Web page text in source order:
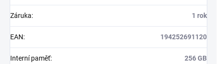
Záruka: 1 rok
EAN: 194252691120
Interní paměť: 256 GB